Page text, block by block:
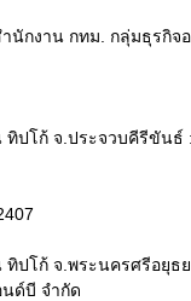
นักงาน กทม. กลุ่มธุรกิ
ปโก้ จ.ประจวบคีรีขันธ์
ปโก้ จ.พระนครศรีอยุ
ด์บี จำกัด